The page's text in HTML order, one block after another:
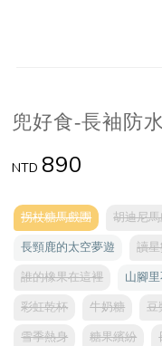
兜好食-長袖防
NTD 890
拐杖糖馬戲團 胡迪尼
長頸鹿的太空夢遊
讀
誰的橡果在這裡
山腳
彩虹乾杯
牛奶糖 豆
雪季熱身
糖果繽紛